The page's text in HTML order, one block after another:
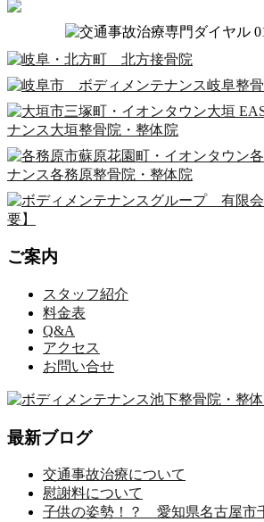
ご案内
スタッフ紹介
料金表
Q&A
アクセス
お問い合せ
最新ブログ
交通事故治療について
慰謝料について
子供の姿勢！？ 愛知県名古屋市